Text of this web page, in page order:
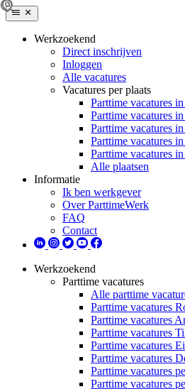
Werkzoekend
Direct inschrijven
Inloggen
Alle vacatures
Vacatures per plaats
Parttime vacatures
Parttime vacatures
Parttime vacatures
Parttime vacatures
Parttime vacatures
Alle plaatsen
Informatie
Ik ben werkgever
Over ParttimeWerk
FAQ
Contact
Werkzoekend
Parttime vacatures
Alle parttime
Parttime vacatures
Parttime vacatures
Parttime vacatures
Parttime vacatures
Parttime vacatures
Parttime vacatures
Parttime vacatures